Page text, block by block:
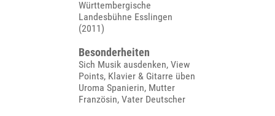
Württembergische
Landesbühne Esslingen
(2011)
Besonderheiten
Sich Musik ausdenken, View
Points, Klavier & Gitarre üben
Uroma Spanierin, Mutter
Französin, Vater Deutscher